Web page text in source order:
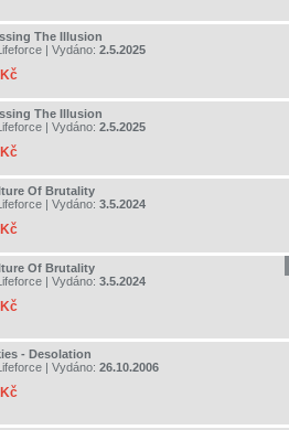
The Illusion
| Vydáno: 2.5.2025
The Illusion
| Vydáno: 2.5.2025
Of Brutality
| Vydáno: 3.5.2024
Of Brutality
| Vydáno: 3.5.2024
- Desolation
| Vydáno: 26.10.2006